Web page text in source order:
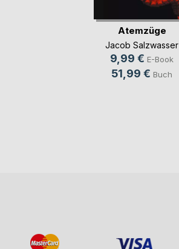
Atemzüge
Jacob Salzwasser
9,99 € E-Book
51,99 € Buch